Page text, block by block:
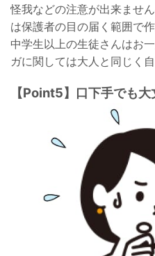
怪我などの注意が出来ませ
は保護者の目の届く範囲で
中学生以上の生徒さんはお
ガに関しては大人と同じく
【Point5】口下手でも大